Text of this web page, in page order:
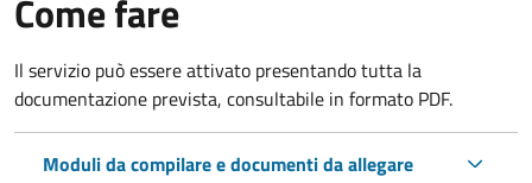
Come fare
Il servizio può essere attivato presentando tutta la
documentazione prevista, consultabile in formato PDF.
Moduli da compilare e documenti da allegare